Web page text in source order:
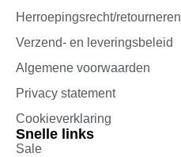
Herroepingsrecht/retourneren
Verzend- en leveringsbeleid
Algemene voorwaarden
Privacy statement
Cookieverklaring
Snelle links
Sale